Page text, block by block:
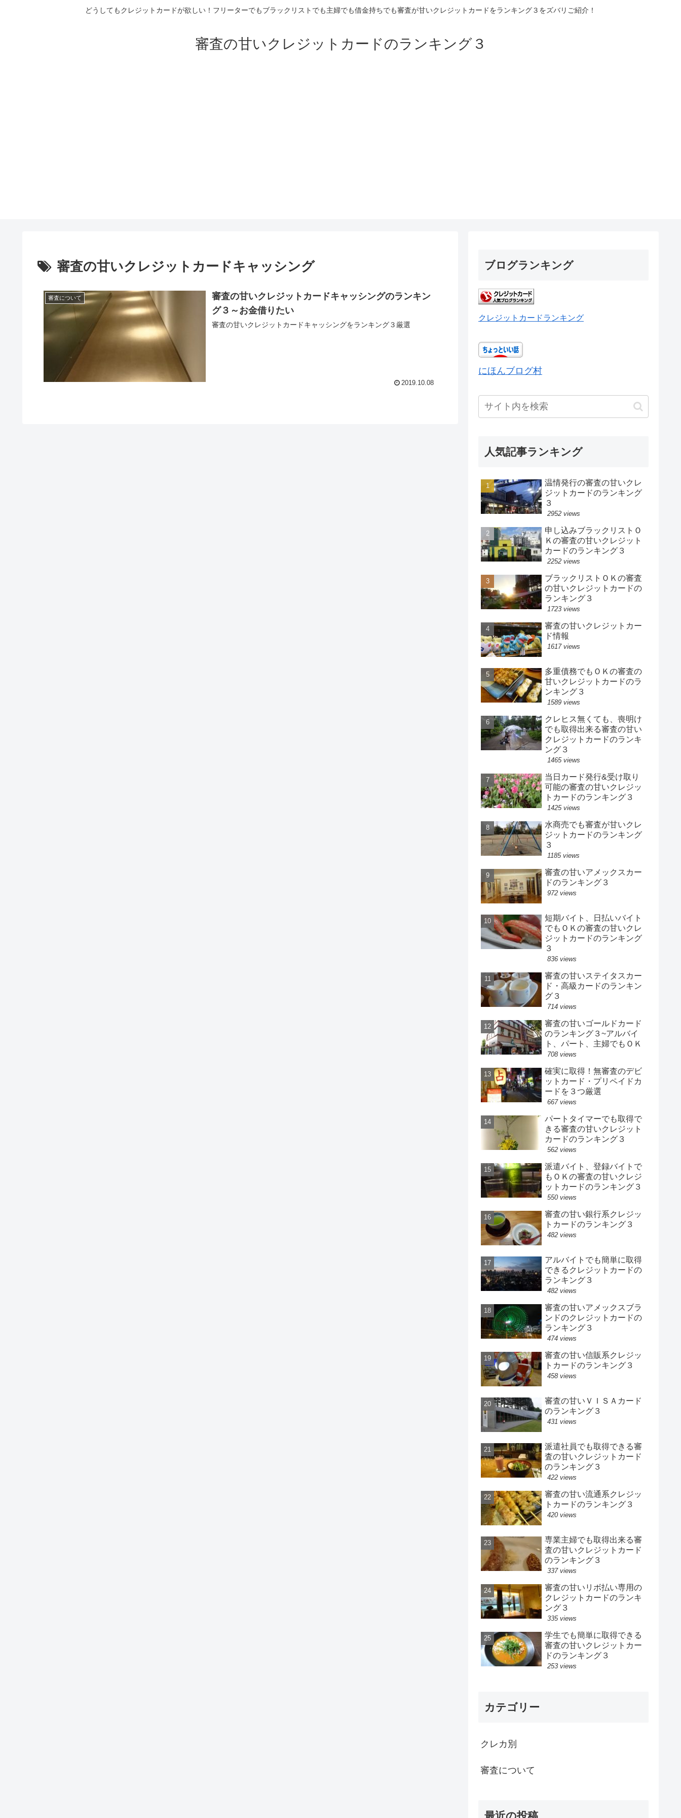
どうしてもクレジットカードが欲しい！フリーターでもブラックリストでも主婦でも借金持ちでも審査が甘いクレジットカードをランキング３をズバリご紹介！
審査の甘いクレジットカードのランキング３
審査の甘いクレジットカードキャッシング
審査について
審査の甘いクレジットカードキャッシングのランキン
グ３～お金借りたい
審査の甘いクレジットカードキャッシングをランキング３厳選
2019.10.08
ブログランキング
クレジットカードランキング
にほんブログ村
人気記事ランキング
温情発行の審査の甘いクレ
ジットカードのランキング
３
2952 views
申し込みブラックリストＯ
Ｋの審査の甘いクレジット
カードのランキング３
2252 views
ブラックリストＯＫの審査
の甘いクレジットカードの
ランキング３
1723 views
審査の甘いクレジットカー
ド情報
1617 views
多重債務でもＯＫの審査の
甘いクレジットカードのラ
ンキング３
1589 views
クレヒス無くても、喪明け
でも取得出来る審査の甘い
クレジットカードのランキ
ング３
1465 views
当日カード発行&受け取り
可能の審査の甘いクレジッ
トカードのランキング３
1425 views
水商売でも審査が甘いクレ
ジットカードのランキング
３
1185 views
審査の甘いアメックスカー
ドのランキング３
972 views
短期バイト、日払いバイト
でもＯＫの審査の甘いクレ
ジットカードのランキング
３
836 views
審査の甘いステイタスカー
ド・高級カードのランキン
グ３
714 views
審査の甘いゴールドカード
のランキング３~アルバイ
ト、パート、主婦でもＯＫ
708 views
確実に取得！無審査のデビ
ットカード・プリペイドカ
ードを３つ厳選
667 views
パートタイマーでも取得で
きる審査の甘いクレジット
カードのランキング３
562 views
派遣バイト、登録バイトで
もＯＫの審査の甘いクレジ
ットカードのランキング３
550 views
審査の甘い銀行系クレジッ
トカードのランキング３
482 views
アルバイトでも簡単に取得
できるクレジットカードの
ランキング３
482 views
審査の甘いアメックスブラ
ンドのクレジットカードの
ランキング３
474 views
審査の甘い信販系クレジッ
トカードのランキング３
458 views
審査の甘いＶＩＳＡカード
のランキング３
431 views
派遣社員でも取得できる審
査の甘いクレジットカード
のランキング３
422 views
審査の甘い流通系クレジッ
トカードのランキング３
420 views
専業主婦でも取得出来る審
査の甘いクレジットカード
のランキング３
337 views
審査の甘いリボ払い専用の
クレジットカードのランキ
ング３
335 views
学生でも簡単に取得できる
審査の甘いクレジットカー
ドのランキング３
253 views
カテゴリー
クレカ別
審査について
最近の投稿